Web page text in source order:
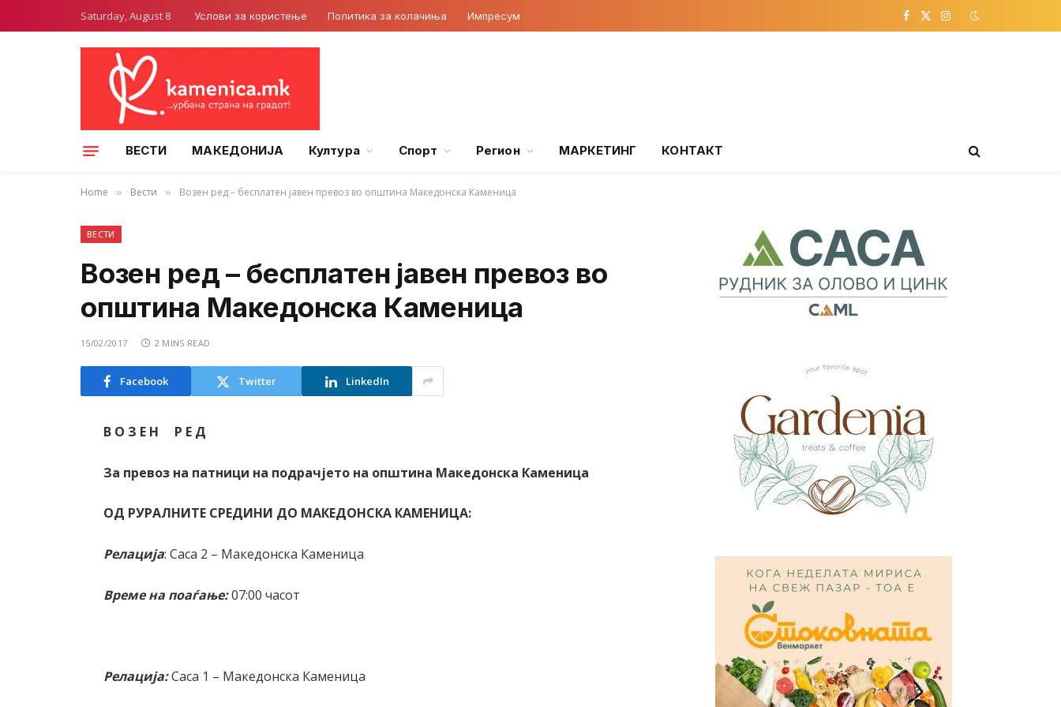
Saturday, August 8 Услови за користење Политика за колачиња Импресум Facebook
X
Instagram
ВЕСТИ МАКЕДОНИЈА Култура Спорт Регион МАРКЕТИНГ КОНТАКТ
Home » Вести » Возен ред – бесплатен јавен превоз во општина Македонска Каменица
ВЕСТИ
Возен ред – бесплатен јавен превоз во
општина Македонска Каменица
15/02/2017 2 MINS READ
Facebook Twitter LinkedIn
В О З Е Н Р Е Д
За превоз на патници на подрачјето на општина Македонска Каменица
ОД РУРАЛНИТЕ СРЕДИНИ ДО МАКЕДОНСКА КАМЕНИЦА:
Релација: Саса 2 – Македонска Каменица
Време на поаѓање:07:00 часот
Релација:Саса 1 – Македонска Каменица